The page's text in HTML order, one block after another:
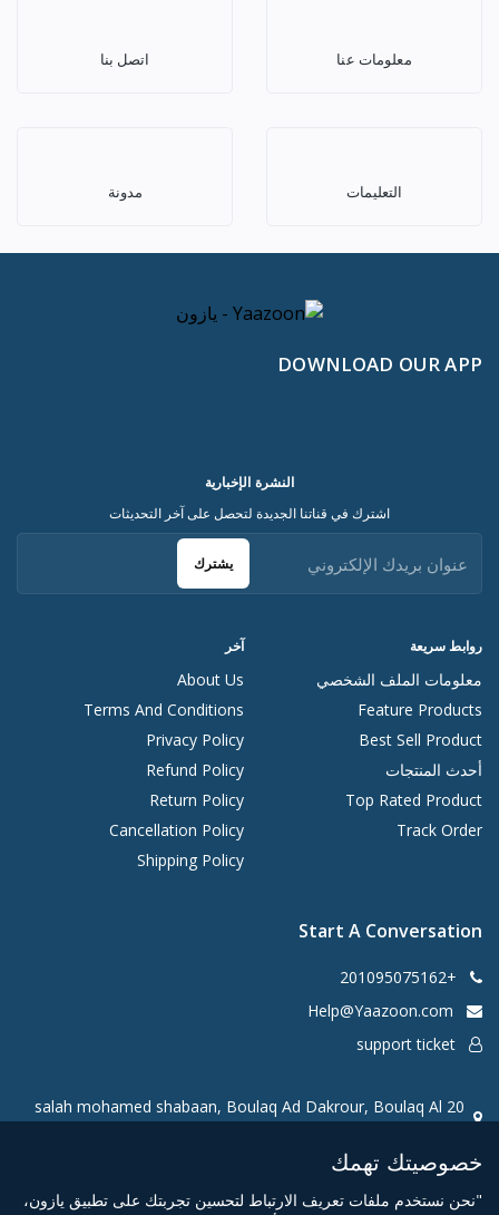
معلومات عنا اتصل بنا
التعليمات مدونة
DOWNLOAD OUR APP
روابط سريعة
معلومات الملف الشخصي
Feature Products
Best Sell Product
أحدث المنتجات
Top Rated Product
Track Order
آخر
About Us
Terms And Conditions
Privacy Policy
Refund Policy
Return Policy
Cancellation Policy
Shipping Policy
النشرة الإخبارية
اشترك في قناتنا الجديدة لتحصل على آخر التحديثات
يشترك
Start A Conversation
+201095075162
20 salah mohamed shabaan, Boulaq Ad Dakrour, Boulaq Al
خصوصيتك تهمك
"نحن نستخدم ملفات تعريف الارتباط لتحسين تجربتك على تطبيق يازون،